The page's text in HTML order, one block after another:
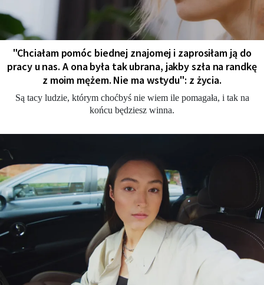
"Chciałam pomóc biednej znajomej i zaprosiłam ją do
pracy u nas. A ona była tak ubrana, jakby szła na randkę
z moim mężem. Nie ma wstydu": z życia.
Są tacy ludzie, którym choćbyś nie wiem ile pomagała, i tak na
końcu będziesz winna.